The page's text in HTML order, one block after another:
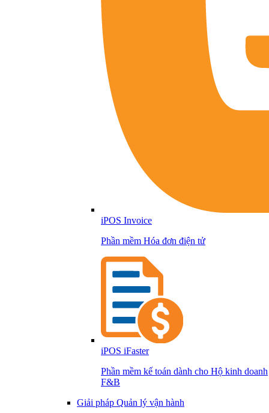
iPOS Invoice
Phần mềm Hóa đơn điện tử
iPOS iFaster
Phần mềm kế toán dành cho Hộ kinh doanh
F&B
Giải pháp Quản lý vận hành